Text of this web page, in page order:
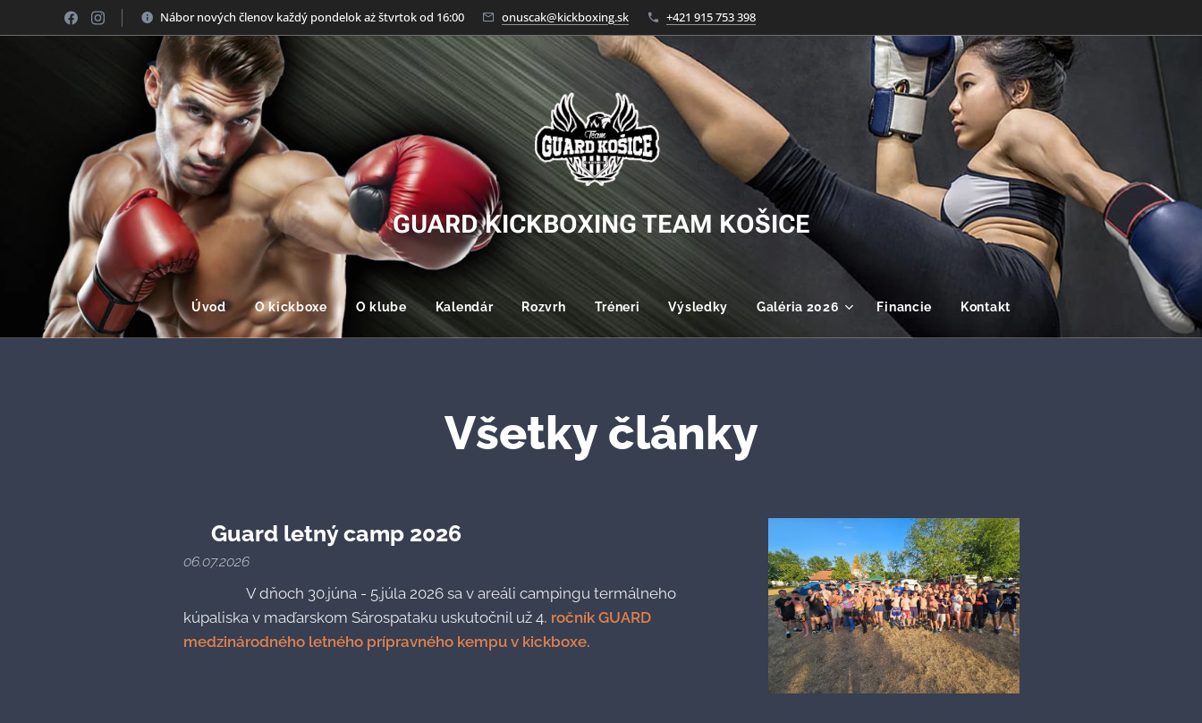
Nábor nových členov každý pondelok aż štvrtok od 16:00 onuscak@kickboxing.sk +421 915 753 398
GUARD KICKBOXING TEAM KOŠICE
Úvod O kickboxe O klube Kalendár Rozvrh Tréneri Výsledky Galéria 2026 Financie Kontakt
Všetky články
Guard letný camp 2026
06.07.2026
🇸🇰🤝 🇭🇺 V dňoch 30.júna - 5.júla 2026 sa v areáli campingu termálneho
kúpaliska v maďarskom Sárospataku uskutočnil už 4. ročník GUARD
medzinárodného letného prípravného kempu v kickboxe.